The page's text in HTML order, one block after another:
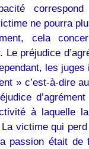
ne pourra
cela
préjudice
les
» c’est-à-dire
à laquelle
victime qui perd
passion était de